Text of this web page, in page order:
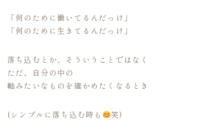
「何のために働いてるんだっけ」
「何のために生きてるんだっけ」
落ち込むとか、そういうことではなく
ただ、自分の中の
軸みたいなものを確かめたくなるとき
(シンプルに落ち込む時も 笑)